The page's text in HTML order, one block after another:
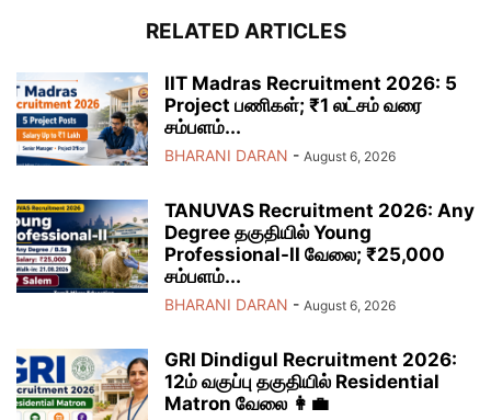
RELATED ARTICLES
IIT Madras Recruitment 2026: 5
Project பணிகள்; ₹1 லட்சம் வரை
சம்பளம்...
BHARANI DARAN - August 6, 2026
TANUVAS Recruitment 2026: Any
Degree தகுதியில் Young
Professional-II வேலை; ₹25,000
சம்பளம்...
BHARANI DARAN - August 6, 2026
GRI Dindigul Recruitment 2026:
12ம் வகுப்பு தகுதியில் Residential
Matron வேலை 👩‍💼